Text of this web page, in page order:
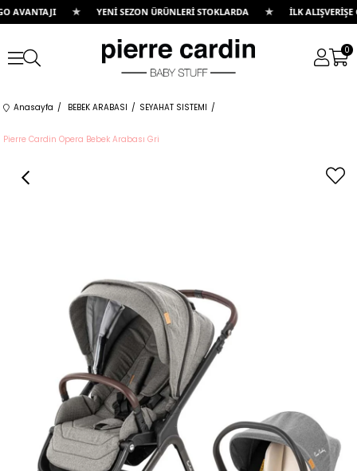
★ YENİ SEZON ÜRÜNLERİ STOKLARDA ★ İLK ALIŞVERİŞE
0
Anasayfa BEBEK ARABASI SEYAHAT SISTEMI
Pierre Cardin Opera Bebek Arabası Gri